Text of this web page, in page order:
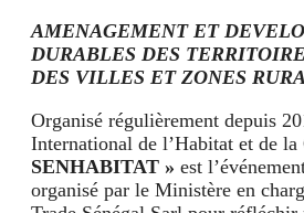
AMENAGEMENT ET
DURABLES DES
DES VILLES ET ZONES
Organisé régulièrement depuis
International de l’Habitat et de la
SENHABITAT » est
organisé par le Ministère en